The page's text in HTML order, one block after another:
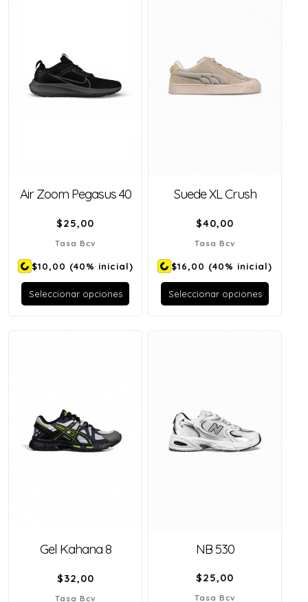
Air Zoom Pegasus 40
$25,00
Tasa Bcv
$10,00 (40% inicial)
Seleccionar opciones
Suede XL Crush
$40,00
Tasa Bcv
$16,00 (40% inicial)
Seleccionar opciones
Gel Kahana 8
$32,00
Tasa Bcv
NB 530
$25,00
Tasa Bcv